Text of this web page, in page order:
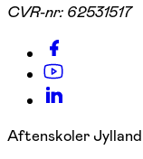
CVR-nr: 62531517
Aftenskoler Jylland